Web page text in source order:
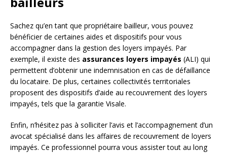
Sachez qu’en tant que propriétaire bailleur, vous pouvez
bénéficier de certaines aides et dispositifs pour vous
accompagner dans la gestion des loyers impayés. Par
exemple, il existe des assurances loyers impayés (ALI) qui
permettent d’obtenir une indemnisation en cas de défaillance
du locataire. De plus, certaines collectivités territoriales
proposent des dispositifs d’aide au recouvrement des loyers
impayés, tels que la garantie Visale.
Enfin, n’hésitez pas à solliciter l’avis et l’accompagnement d’un
avocat spécialisé dans les affaires de recouvrement de loyers
impayés. Ce professionnel pourra vous assister tout au long